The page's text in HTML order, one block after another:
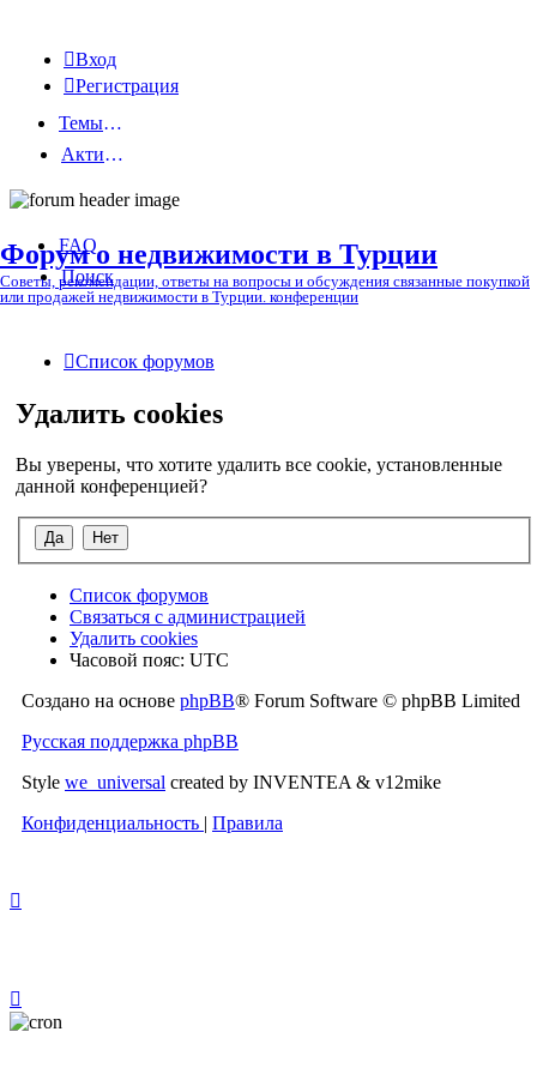
Вход
Регистрация
Темы без ответов
Активные темы
Форум о недвижимости в Турции
Советы, рекомендации, ответы на вопросы и обсуждения связанные покупкой
или продажей недвижимости в Турции. конференции
FAQ
Поиск
Список форумов
Удалить cookies
Вы уверены, что хотите удалить все cookie, установленные
данной конференцией?
Список форумов
Связаться с администрацией
Удалить cookies
Часовой пояс: UTC
Создано на основе phpBB® Forum Software © phpBB Limited
Русская поддержка phpBB
Style we_universal created by INVENTEA & v12mike
Конфиденциальность | Правила